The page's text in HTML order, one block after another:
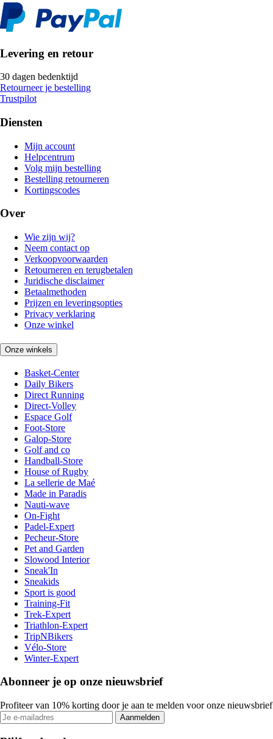
Levering en retour
30 dagen bedenktijd
Retourneer je bestelling
Trustpilot
Diensten
Mijn account
Helpcentrum
Volg mijn bestelling
Bestelling retourneren
Kortingscodes
Over
Wie zijn wij?
Neem contact op
Verkoopvoorwaarden
Retourneren en terugbetalen
Juridische disclaimer
Betaalmethoden
Prijzen en leveringsopties
Privacy verklaring
Onze winkel
Onze winkels
Basket-Center
Daily Bikers
Direct Running
Direct-Volley
Espace Golf
Foot-Store
Galop-Store
Golf and co
Handball-Store
House of Rugby
La sellerie de Maé
Made in Paradis
Nauti-wave
On-Fight
Padel-Expert
Pecheur-Store
Pet and Garden
Slowood Interior
Sneak'In
Sneakids
Sport is good
Training-Fit
Trek-Expert
Triathlon-Expert
TripNBikers
Vélo-Store
Winter-Expert
Abonneer je op onze nieuwsbrief
Profiteer van 10% korting door je aan te melden voor onze nieuwsbrief
Aanmelden